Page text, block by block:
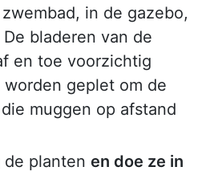
in de gazebo,
bladeren van de
en toe voorzichtig
geplet om de
muggen op afstand
de planten en doe ze in